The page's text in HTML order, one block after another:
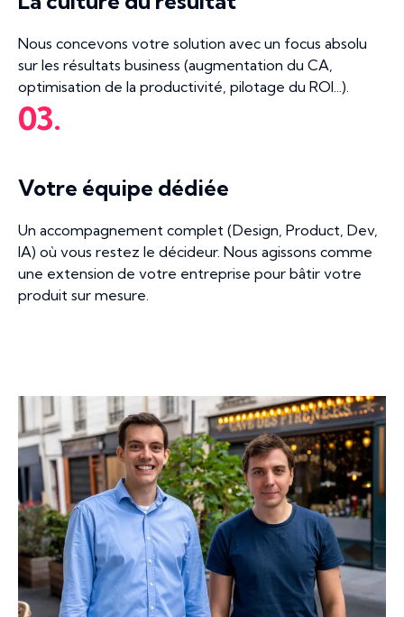
Nous concevons votre solution avec un focus absolu
sur les résultats business (augmentation du CA,
optimisation de la productivité, pilotage du ROI...).
03.
Votre équipe dédiée
Un accompagnement complet (Design, Product, Dev,
IA) où vous restez le décideur. Nous agissons comme
une extension de votre entreprise pour bâtir votre
produit sur mesure.